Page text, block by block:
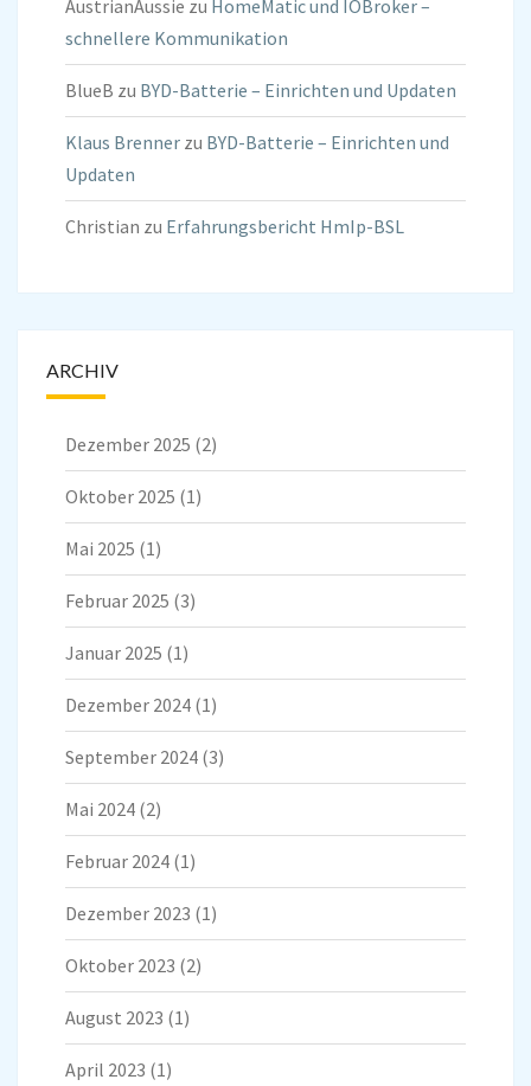
AustrianAussie zu HomeMatic und IOBroker –
schnellere Kommunikation
BlueB zu BYD-Batterie – Einrichten und Updaten
Klaus Brenner zu BYD-Batterie – Einrichten und
Updaten
Christian zu Erfahrungsbericht HmIp-BSL
ARCHIV
Dezember 2025 (2)
Oktober 2025 (1)
Mai 2025 (1)
Februar 2025 (3)
Januar 2025 (1)
Dezember 2024 (1)
September 2024 (3)
Mai 2024 (2)
Februar 2024 (1)
Dezember 2023 (1)
Oktober 2023 (2)
August 2023 (1)
April 2023 (1)